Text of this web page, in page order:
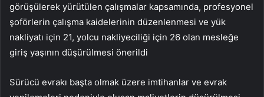
görüşülerek yürütülen çalışmalar kapsamında, profesyonel
şoförlerin çalışma kaidelerinin düzenlenmesi ve yük
nakliyatı için 21, yolcu nakliyeciliği için 26 olan mesleğe
giriş yaşının düşürülmesi önerildi
Sürücü evrakı başta olmak üzere imtihanlar ve evrak